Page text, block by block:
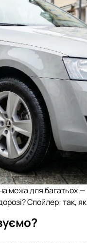
межа для багатьох
Спойлер: так,